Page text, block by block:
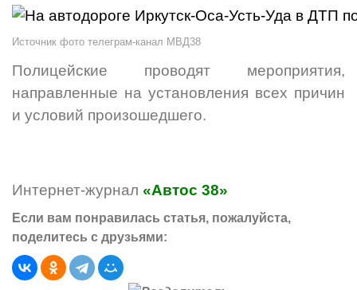
Источник фото телеграм-канал МВД38
Полицейские проводят мероприятия,
направленные на установления всех причин
и условий произошедшего.
Интернет-журнал «Автос 38»
Если вам понравилась статья, пожалуйста,
поделитесь с друзьями: